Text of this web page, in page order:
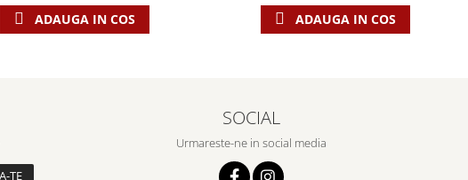
ADAUGA IN COS ADAUGA IN COS
SOCIAL
Urmareste-ne in social media